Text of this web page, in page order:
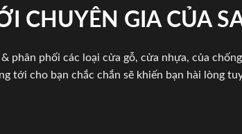
CHUYÊN GIA CỦA
phân phối các loại cửa gỗ, cửa nhựa, của
tới cho bạn chắc chắn sẽ khiến bạn hài lòng